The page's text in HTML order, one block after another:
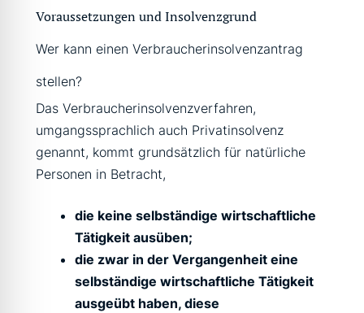
Voraussetzungen und Insolvenzgrund
Wer kann einen Verbraucherinsolvenzantrag
stellen?
Das Verbraucherinsolvenzverfahren,
umgangssprachlich auch Privatinsolvenz
genannt, kommt grundsätzlich für natürliche
Personen in Betracht,
die keine selbständige wirtschaftliche
Tätigkeit ausüben;
die zwar in der Vergangenheit eine
selbständige wirtschaftliche Tätigkeit
ausgeübt haben, diese